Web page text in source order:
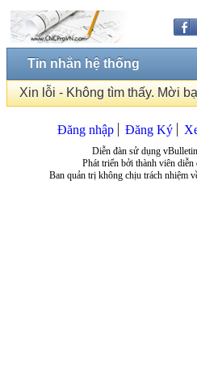
Tin nhắn hệ thống
Xin lỗi - Không tìm thấy. Mời
Đăng nhập Đăng Ký
Diễn đàn sử dụng
Phát triển bởi thành viên
Ban quản trị không chịu trách nhiệm